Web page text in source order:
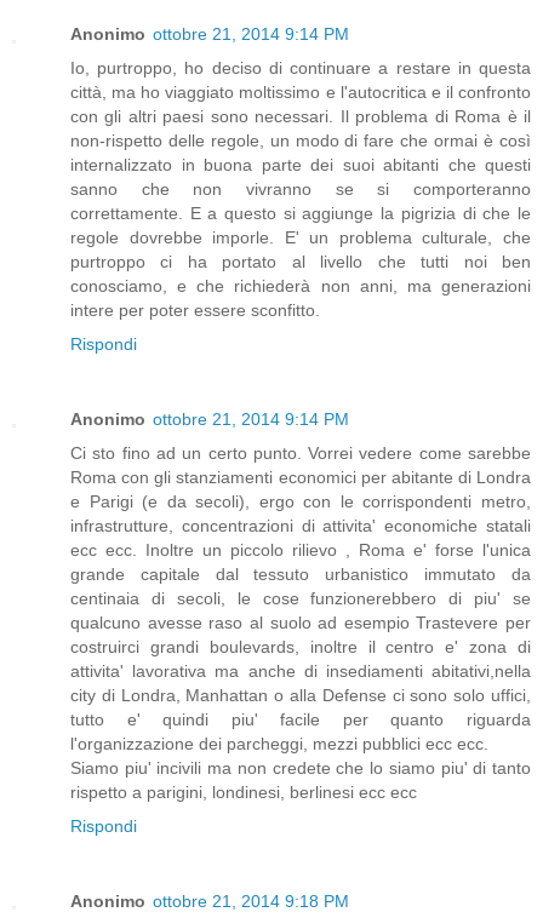
Anonimo ottobre 21, 2014 9:14 PM
Io, purtroppo, ho deciso di continuare a restare in questa
città, ma ho viaggiato moltissimo e l'autocritica e il confronto
con gli altri paesi sono necessari. Il problema di Roma è il
non-rispetto delle regole, un modo di fare che ormai è così
internalizzato in buona parte dei suoi abitanti che questi
sanno che non vivranno se si comporteranno
correttamente. E a questo si aggiunge la pigrizia di che le
regole dovrebbe imporle. E' un problema culturale, che
purtroppo ci ha portato al livello che tutti noi ben
conosciamo, e che richiederà non anni, ma generazioni
intere per poter essere sconfitto.
Rispondi
Anonimo ottobre 21, 2014 9:14 PM
Ci sto fino ad un certo punto. Vorrei vedere come sarebbe
Roma con gli stanziamenti economici per abitante di Londra
e Parigi (e da secoli), ergo con le corrispondenti metro,
infrastrutture, concentrazioni di attivita' economiche statali
ecc ecc. Inoltre un piccolo rilievo , Roma e' forse l'unica
grande capitale dal tessuto urbanistico immutato da
centinaia di secoli, le cose funzionerebbero di piu' se
qualcuno avesse raso al suolo ad esempio Trastevere per
costruirci grandi boulevards, inoltre il centro e' zona di
attivita' lavorativa ma anche di insediamenti abitativi,nella
city di Londra, Manhattan o alla Defense ci sono solo uffici,
tutto e' quindi piu' facile per quanto riguarda
l'organizzazione dei parcheggi, mezzi pubblici ecc ecc.
Siamo piu' incivili ma non credete che lo siamo piu' di tanto
rispetto a parigini, londinesi, berlinesi ecc ecc
Rispondi
Anonimo ottobre 21, 2014 9:18 PM